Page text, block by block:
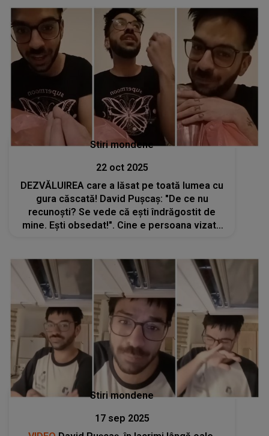
Stiri mondene
22 oct 2025
DEZVĂLUIREA care a lăsat pe toată lumea cu
gura căscată! David Pușcaș: "De ce nu
recunoști? Se vede că ești îndrăgostit de
mine. Ești obsedat!". Cine e persoana vizată
Stiri mondene
17 sep 2025